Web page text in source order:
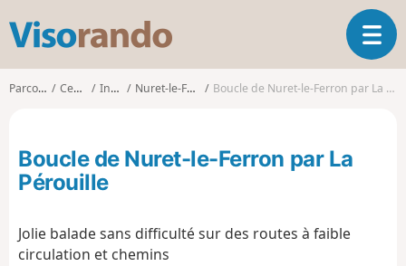
s
o
d
O
u
v
Parcours Centre Indre Nuret-le-Ferron Boucle de Nuret-le-Ferron par La Pérouille
Boucle de Nuret-le-Ferron par La
Pérouille
Jolie balade sans difficulté sur des routes à faible
circulation et chemins